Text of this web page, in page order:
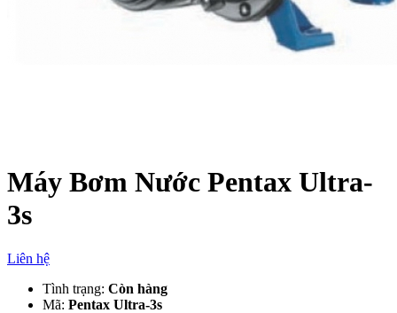
Máy Bơm Nước Pentax Ultra-
3s
Liên hệ
Tình trạng: Còn hàng
Mã: Pentax Ultra-3s